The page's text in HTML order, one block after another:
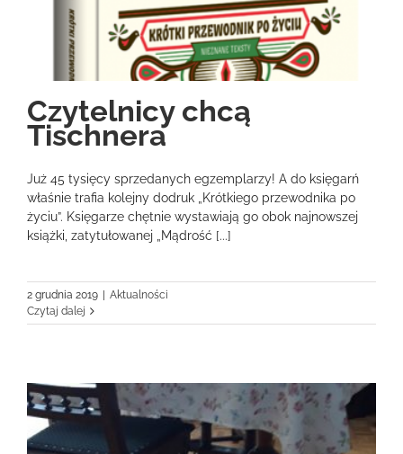
Czytelnicy chcą
Tischnera
Już 45 tysięcy sprzedanych egzemplarzy! A do księgarń
właśnie trafia kolejny dodruk „Krótkiego przewodnika po
życiu”. Księgarze chętnie wystawiają go obok najnowszej
książki, zatytułowanej „Mądrość [...]
2 grudnia 2019 | Aktualności
Czytaj dalej